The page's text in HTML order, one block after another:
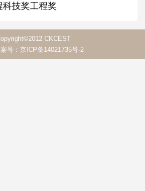
科技奖工程奖
CKCEST
号：京ICP备14021735号-2